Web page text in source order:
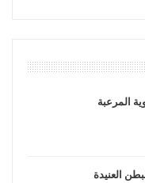
المرعبة
العنيدة